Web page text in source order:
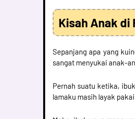
Kisah Anak di
Sepanjang apa yang
sangat menyukai anak-
Pernah suatu ketika,
lamaku masih layak